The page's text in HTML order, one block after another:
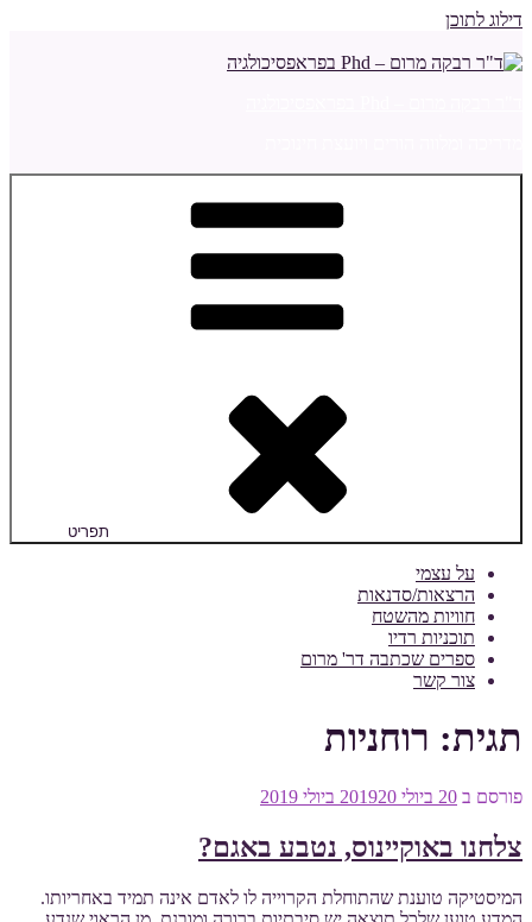
דילוג לתוכן
תפריט
על עצמי
הרצאות/סדנאות
חוויות מהשטח
תוכניות רדיו
ספרים שכתבה דר' מרום
צור קשר
תגית: רוחניות
פורסם ב 20 ביולי 2019 20 ביולי 2019
צלחנו באוקיינוס, נטבע באגם?
המיסטיקה טוענת שהתוחלת הקרוייה לו לאדם אינה תמיד באחריותו.